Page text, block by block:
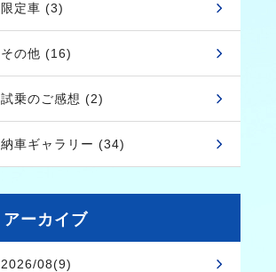
限定車 (3)
その他 (16)
試乗のご感想 (2)
納車ギャラリー (34)
アーカイブ
2026/08(9)